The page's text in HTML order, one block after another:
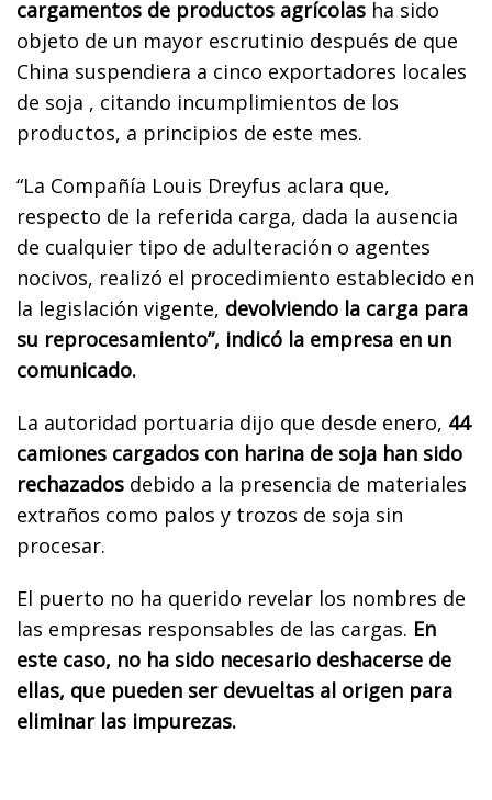
cargamentos de productos agrícolas ha sido
objeto de un mayor escrutinio después de que
China suspendiera a cinco exportadores locales
de soja , citando incumplimientos de los
productos, a principios de este mes.
“La Compañía Louis Dreyfus aclara que,
respecto de la referida carga, dada la ausencia
de cualquier tipo de adulteración o agentes
nocivos, realizó el procedimiento establecido en
la legislación vigente, devolviendo la carga para
su reprocesamiento”, indicó la empresa en un
comunicado.
La autoridad portuaria dijo que desde enero, 44 ​​
camiones cargados con harina de soja han sido
rechazados debido a la presencia de materiales
extraños como palos y trozos de soja sin
procesar.
El puerto no ha querido revelar los nombres de
las empresas responsables de las cargas. En
este caso, no ha sido necesario deshacerse de
ellas, que pueden ser devueltas al origen para
eliminar las impurezas.